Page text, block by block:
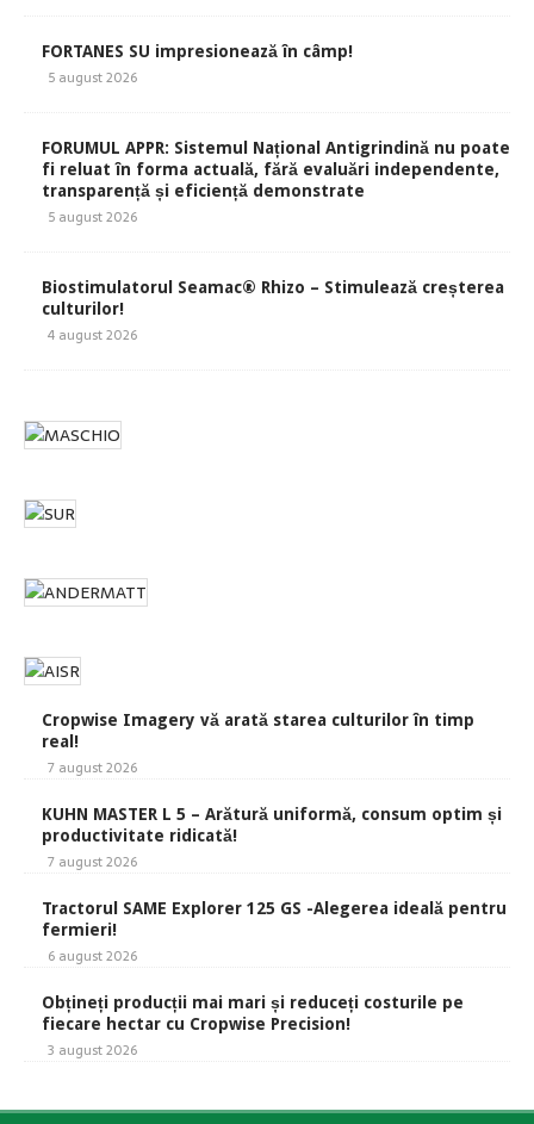
FORTANES SU impresionează în câmp!
5 august 2026
FORUMUL APPR: Sistemul Național Antigrindină nu poate
fi reluat în forma actuală, fără evaluări independente,
transparență și eficiență demonstrate
5 august 2026
Biostimulatorul Seamac® Rhizo – Stimulează creșterea
culturilor!
4 august 2026
Cropwise Imagery vă arată starea culturilor în timp
real!
7 august 2026
KUHN MASTER L 5 – Arătură uniformă, consum optim și
productivitate ridicată!
7 august 2026
Tractorul SAME Explorer 125 GS -Alegerea ideală pentru
fermieri!
6 august 2026
Obțineți producții mai mari și reduceți costurile pe
fiecare hectar cu Cropwise Precision!
3 august 2026